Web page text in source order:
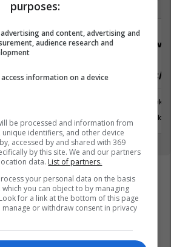
Sektorist/e
Suharekë
31 Korrik
purposes:
and content, advertising and
audience research and
information on a device
be processed and information from
identifiers, and other device
accessed by and shared with 369
by this site. We and our partners
data. List of partners.
your personal data on the basis
you can object to by managing
for a link at the bottom of this page
or withdraw consent in privacy